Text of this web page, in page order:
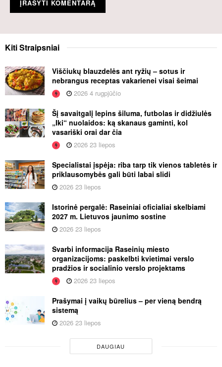
KitiStraipsniai
Viščiukų blauzdelės ant ryžių – sotus ir
nebrangus receptas vakarienei visai šeimai
2026 4 rugpjūčio
Šį savaitgalį lepins šiluma, futbolas ir didžiulės
„Iki“ nuolaidos: ką skanaus gaminti, kol
vasariški orai dar čia
2026 23 liepos
Specialistai įspėja: riba tarp tik vienos tabletės ir
priklausomybės gali būti labai slidi
2026 23 liepos
Istorinė pergalė: Raseiniai oficialiai skelbiami
2027 m. Lietuvos jaunimo sostine
2026 23 liepos
Svarbi informacija Raseinių miesto
organizacijoms: paskelbti kvietimai verslo
pradžios ir socialinio verslo projektams
2026 23 liepos
Prašymai į vaikų būrelius – per vieną bendrą
sistemą
2026 23 liepos
DAUGIAU